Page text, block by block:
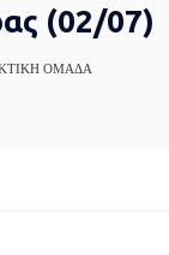
(02/07)
ΟΜΆΔΑ